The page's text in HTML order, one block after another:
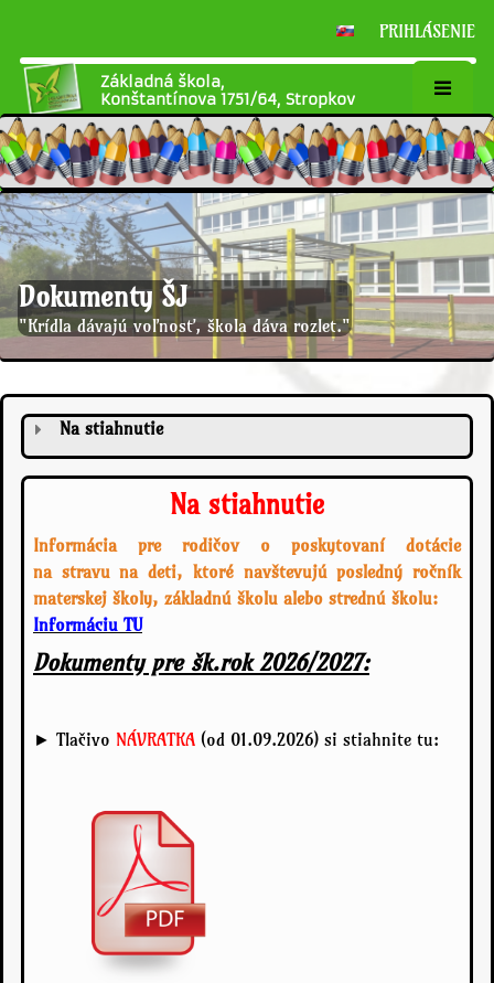
PRIHLÁSENIE
Základná škola,
Konštantínova 1751/64, Stropkov
Dokumenty ŠJ
"Krídla dávajú voľnosť, škola dáva rozlet."
Dokumenty
ŠJ
Na stiahnutie
Na stiahnutie
Informácia pre rodičov o poskytovaní dotácie
na stravu na deti, ktoré navštevujú posledný ročník
materskej školy, základnú školu alebo strednú školu:
Informáciu TU
Dokumenty pre šk.rok 2026/2027:
► Tlačivo NÁVRATKA (od 01.09.2026) si stiahnite tu: